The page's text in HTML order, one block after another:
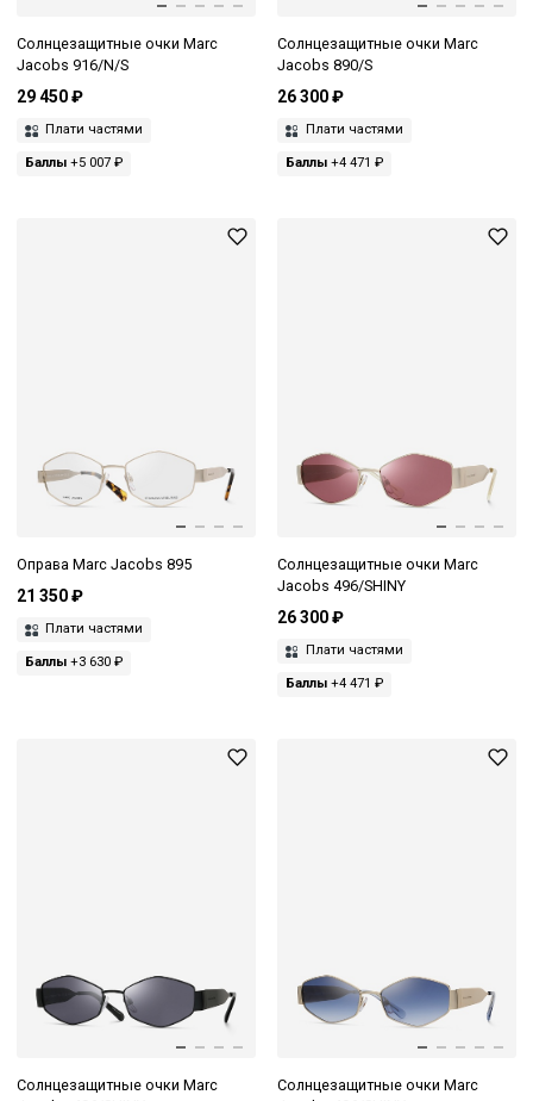
Солнцезащитные очки Marc
Jacobs 916/N/S
29 450 ₽
Плати частями
Баллы +5 007 ₽
Солнцезащитные очки Marc
Jacobs 890/S
26 300 ₽
Плати частями
Баллы+4 471 ₽
Оправа Marc Jacobs 895
21 350 ₽
Плати частями
Баллы +3 630 ₽
Солнцезащитные очки Marc
Jacobs 496/SHINY
26 300 ₽
Плати частями
Баллы+4 471 ₽
Солнцезащитные очки Marc
Солнцезащитные очки Marc